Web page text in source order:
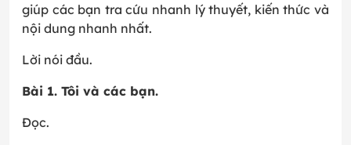
giúp các bạn tra cứu nhanh lý thuyết, kiến thức và
nội dung nhanh nhất.
Lời nói đầu.
Bài 1. Tôi và các bạn.
Đọc.